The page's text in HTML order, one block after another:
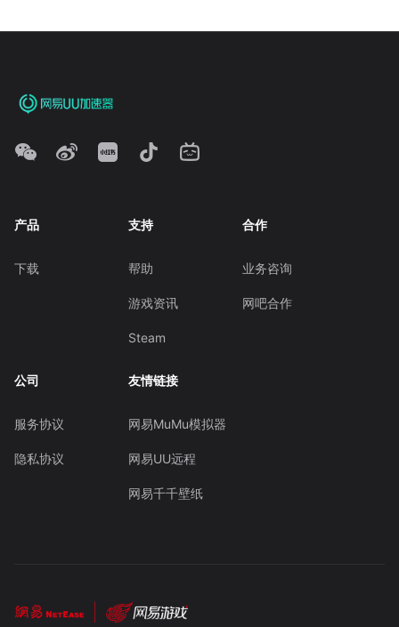
产品
下载
支持
帮助
游戏资讯
Steam
合作
业务咨询
网吧合作
公司
服务协议
隐私协议
友情链接
网易MuMu模拟器
网易UU远程
网易千千壁纸